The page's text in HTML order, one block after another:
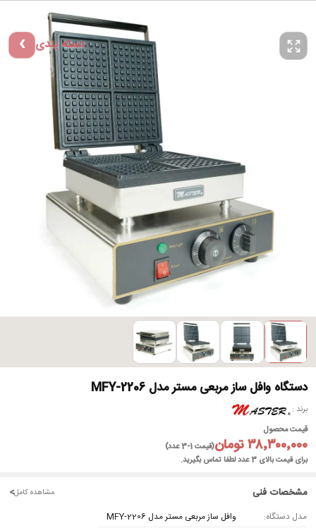
دسته بندی
دستگاه وافل ساز مربعی مستر مدل MFY-2206
برند
قیمت محصول
۳۸٬۳۰۰٬۰۰۰ تومان
(قیمت 1-3 عدد)
برای قیمت بالای 3 عدد لطفا تماس بگیرید.
مشخصات فنی مشاهده کامل<
مدل دستگاه:
وافل ساز مربعی مستر مدل MFY-2206